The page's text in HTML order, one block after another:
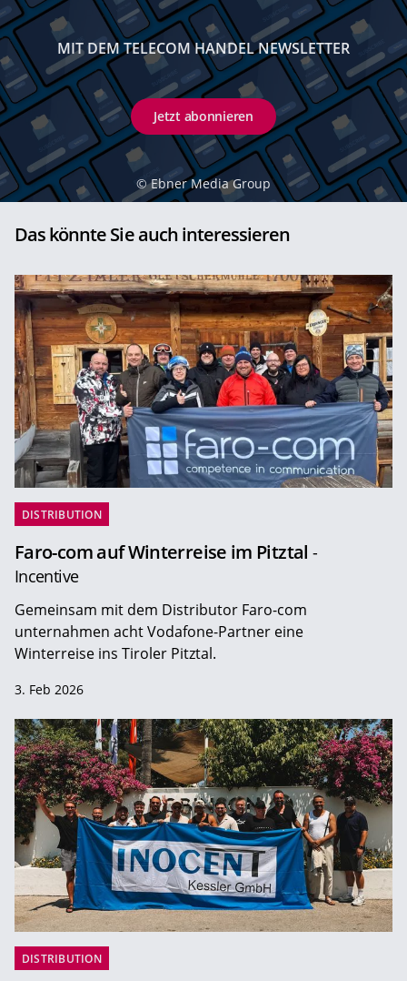
MIT DEM TELECOM HANDEL NEWSLETTER
Jetzt abonnieren
© Ebner Media Group
Das könnte Sie auch interessieren
DISTRIBUTION
Faro-com auf Winterreise im Pitztal -
Incentive
Gemeinsam mit dem Distributor Faro-com
unternahmen acht Vodafone-Partner eine
Winterreise ins Tiroler Pitztal.
3. Feb 2026
DISTRIBUTION